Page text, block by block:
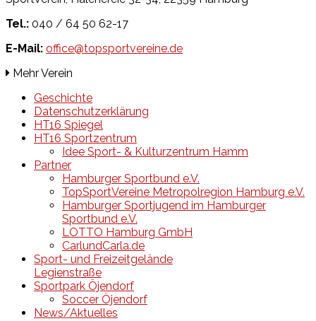
Tel.: 040 / 64 50 62-17
E-Mail: office@topsportvereine.de
Mehr Verein
Geschichte
Datenschutzerklärung
HT16 Spiegel
HT16 Sportzentrum
Idee Sport- & Kulturzentrum Hamm
Partner
Hamburger Sportbund e.V.
TopSportVereine Metropolregion Hamburg e.V.
Hamburger Sportjugend im Hamburger
Sportbund e.V.
LOTTO Hamburg GmbH
CarlundCarla.de
Sport- und Freizeitgelände
Legienstraße
Sportpark Öjendorf
Soccer Öjendorf
News/Aktuelles